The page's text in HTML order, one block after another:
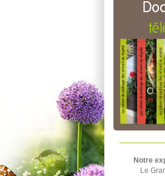
Notre
Le